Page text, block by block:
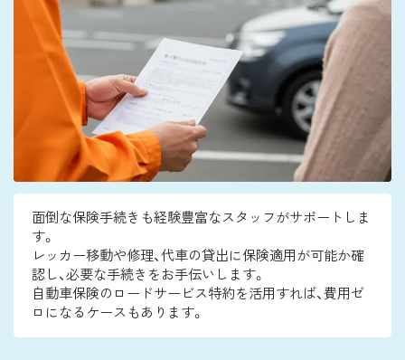
面倒な保険手続きも経験豊富なスタッフがサポートしま
す。
レッカー移動や修理、代車の貸出に保険適用が可能か確
認し、必要な手続きをお手伝いします。
自動車保険のロードサービス特約を活用すれば、費用ゼ
ロになるケースもあります。